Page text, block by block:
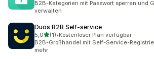
B2B-Kategorien mit Passwort sperren und
verwalten
Duos B2B Self‑service
5,0von 5 Sternen
(1)
1 Rezensionen insgesamt
•Kostenloser Plan verfügbar
B2B-Großhandel mit Self-Service-
mehr